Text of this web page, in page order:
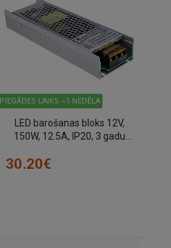
PIEGĀDES LAIKS ~1 NEDĒĻA
LED barošanas bloks 12V,
150W, 12.5A, IP20, 3 gadu
30.20€